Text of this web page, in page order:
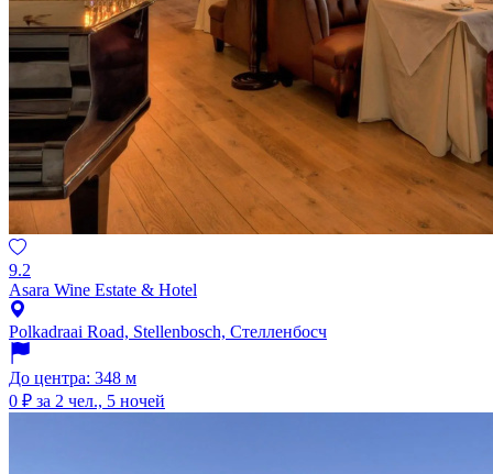
9.2
Asara Wine Estate & Hotel
Polkadraai Road, Stellenbosch, Стелленбосч
До центра: 348 м
0 ₽ за 2 чел., 5 ночей